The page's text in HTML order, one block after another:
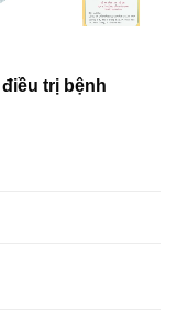
trị bệnh